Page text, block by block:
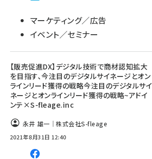
マーケティング／広告
イベント／セミナー
【販売促進DX】デジタル技術で商材認知拡大
を目指す、今注目のデジタルサイネージとオン
ラインリード獲得の戦略今注目のデジタルサイ
ネージとオンラインリード獲得の戦略~アドイ
ンテ×S-fleage.inc
永井 雄一｜株式会社S-fleage
2021年8月31日 12:40